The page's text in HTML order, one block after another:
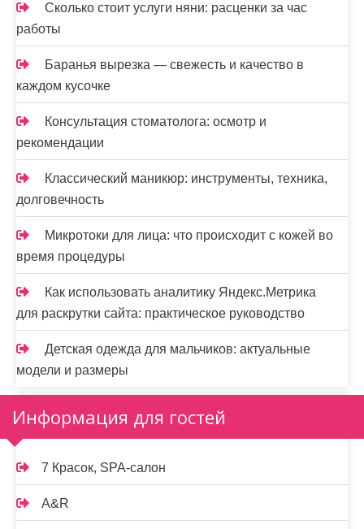
Сколько стоит услуги няни: расценки за час
работы
Баранья вырезка — свежесть и качество в
каждом кусочке
Консультация стоматолога: осмотр и
рекомендации
Классический маникюр: инструменты, техника,
долговечность
Микротоки для лица: что происходит с кожей во
время процедуры
Как использовать аналитику Яндекс.Метрика
для раскрутки сайта: практическое руководство
Детская одежда для мальчиков: актуальные
модели и размеры
Информация для гостей
7 Красок, SPA-салон
A&R